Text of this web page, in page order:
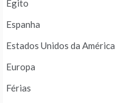
Egito
Espanha
Estados Unidos da América
Europa
Férias